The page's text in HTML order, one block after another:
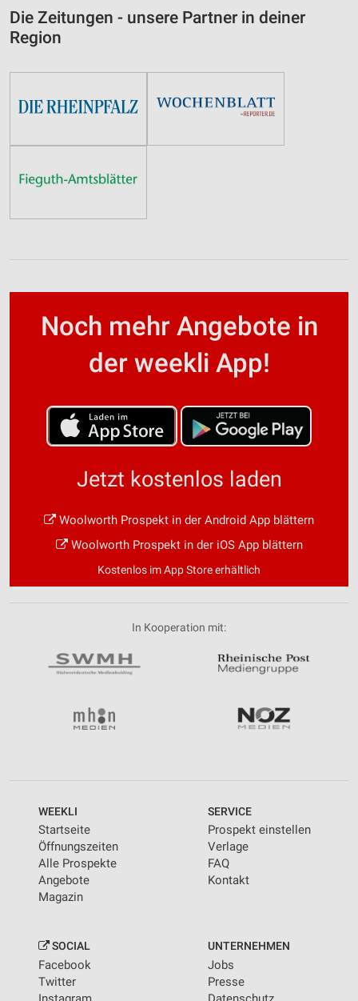
Die Zeitungen - unsere Partner in deiner
Region
Noch mehr Angebote in
der weekli App!
Jetzt kostenlos laden
Woolworth Prospekt in der Android App blättern
Woolworth Prospekt in der iOS App blättern
Kostenlos im App Store erhältlich
In Kooperation mit:
WEEKLI
Startseite
Öffnungszeiten
Alle Prospekte
Angebote
Magazin
SERVICE
Prospekt einstellen
Verlage
FAQ
Kontakt
SOCIAL
Facebook
Twitter
UNTERNEHMEN
Jobs
Presse